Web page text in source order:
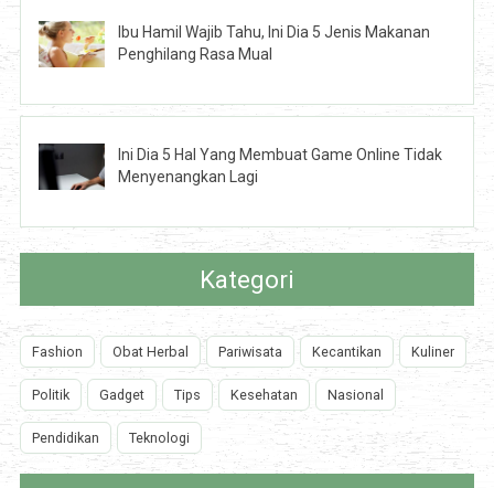
Ibu Hamil Wajib Tahu, Ini Dia 5 Jenis Makanan
Penghilang Rasa Mual
Ini Dia 5 Hal Yang Membuat Game Online Tidak
Menyenangkan Lagi
Kategori
Fashion Obat Herbal Pariwisata Kecantikan Kuliner
Politik Gadget Tips Kesehatan Nasional
Pendidikan Teknologi